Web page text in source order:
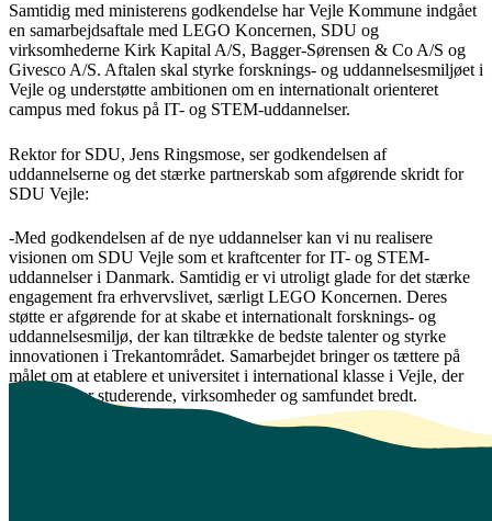
Samtidig med ministerens godkendelse har Vejle Kommune indgået
en samarbejdsaftale med LEGO Koncernen, SDU og
virksomhederne Kirk Kapital A/S, Bagger-Sørensen & Co A/S og
Givesco A/S. Aftalen skal styrke forsknings- og uddannelsesmiljøet i
Vejle og understøtte ambitionen om en internationalt orienteret
campus med fokus på IT- og STEM-uddannelser.
Rektor for SDU, Jens Ringsmose, ser godkendelsen af
uddannelserne og det stærke partnerskab som afgørende skridt for
SDU Vejle:
-Med godkendelsen af de nye uddannelser kan vi nu realisere
visionen om SDU Vejle som et kraftcenter for IT- og STEM-
uddannelser i Danmark. Samtidig er vi utroligt glade for det stærke
engagement fra erhvervslivet, særligt LEGO Koncernen. Deres
støtte er afgørende for at skabe et internationalt forsknings- og
uddannelsesmiljø, der kan tiltrække de bedste talenter og styrke
innovationen i Trekantområdet. Samarbejdet bringer os tættere på
målet om at etablere et universitet i international klasse i Vejle, der
både gavner studerende, virksomheder og samfundet bredt.